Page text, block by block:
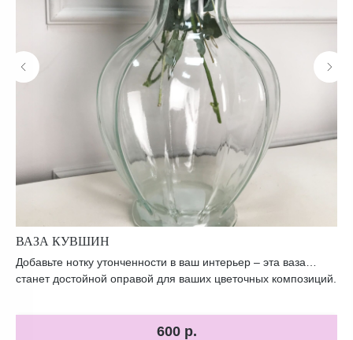
ВАЗА КУВШИН
Добавьте нотку утонченности в ваш интерьер – эта ваза
станет достойной оправой для ваших цветочных композиций.
600 р.